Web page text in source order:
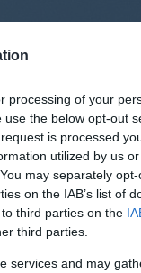
processing of your
the below opt-out
is processed
utilized by us
may separately
on the IAB’s list of
third parties on the
third parties.
services and may
οποίος
η